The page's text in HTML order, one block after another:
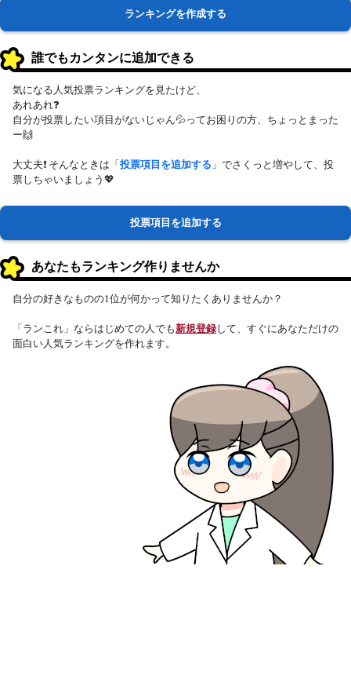
ランキングを作成する
誰でもカンタンに追加できる
気になる人気投票ランキングを見たけど、
あれあれ❓
自分が投票したい項目がないじゃん💦ってお困りの方、ちょっとまった
ー🙌
大丈夫❗ そんなときは「投票項目を追加する 」でさくっと増やして、投
票しちゃいましょう💖
投票項目を追加する
あなたもランキング作りませんか
自分の好きなものの1位が何かって知りたくありませんか？
「ランこれ」ならはじめての人でも新規登録して、すぐにあなただけの
面白い人気ランキングを作れます。